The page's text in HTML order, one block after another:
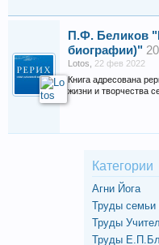
Категории
Агни Йога
Труды семьи
Труды
Труды
П.Ф. Беликов
биографии)"
Lotos
22 фев 2022
Книга адресована
жизни и творчества